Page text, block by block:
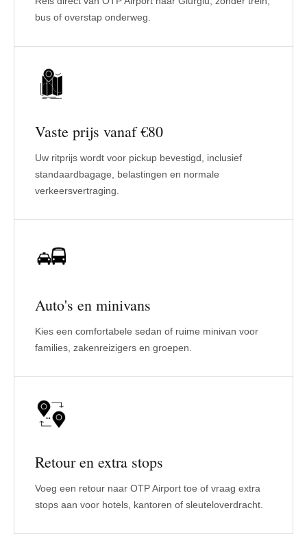
bus of overstap onderweg.
Vaste prijs vanaf €80
Uw ritprijs wordt voor pickup bevestigd, inclusief
standaardbagage, belastingen en normale
verkeersvertraging.
Auto's en minivans
Kies een comfortabele sedan of ruime minivan voor
families, zakenreizigers en groepen.
Retour en extra stops
Voeg een retour naar OTP Airport toe of vraag extra
stops aan voor hotels, kantoren of sleuteloverdracht.